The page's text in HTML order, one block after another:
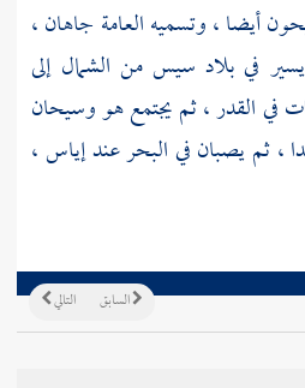
أيضا ، وتسميه العامة جاهان ،
في بلاد سيسمن الشمال إلى
في القدر ، ثم يجتمع هووسيحان
، ثم يصبان في البحر عندإياس،
التالي السابق